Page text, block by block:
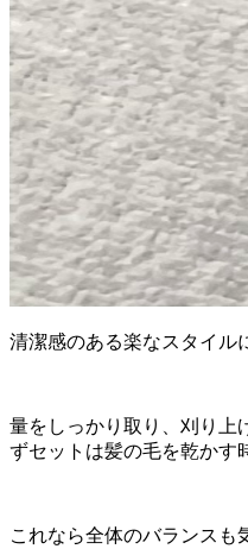
清潔感のある楽なスタイル
量をしっかり取り、刈り上
ずセットは髪の毛を乾かす
これなら全体のバランスも